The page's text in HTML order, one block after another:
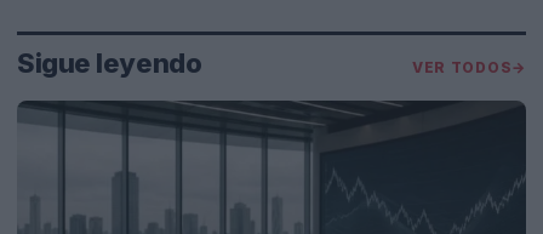
Sigue leyendo VER TODOS→